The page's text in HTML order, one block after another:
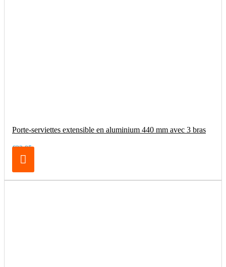
Porte-serviettes extensible en aluminium 440 mm avec 3 bras
€32.95